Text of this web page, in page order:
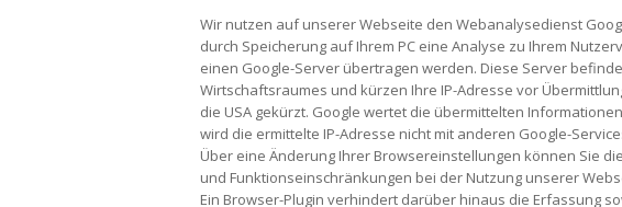
Wir nutzen auf unserer Webseite den Webanalysedienst
durch Speicherung auf Ihrem PC eine Analyse zu Ihrem
einen Google-Server übertragen werden. Diese Server
Wirtschaftsraumes und kürzen Ihre IP-Adresse vor
die USA gekürzt. Google wertet die übermittelten
wird die ermittelte IP-Adresse nicht mit anderen Google-
Über eine Änderung Ihrer Browsereinstellungen können Sie
und Funktionseinschränkungen bei der Nutzung unserer
Ein Browser-Plugin verhindert darüber hinaus die Erfassung